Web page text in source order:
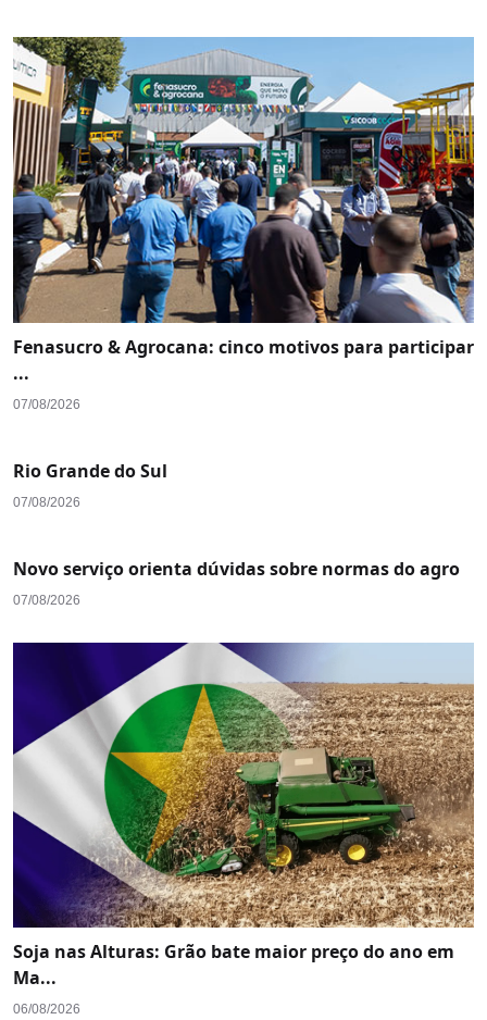
Fenasucro & Agrocana: cinco motivos para participar
...
07/08/2026
Rio Grande do Sul
07/08/2026
Novo serviço orienta dúvidas sobre normas do agro
07/08/2026
Soja nas Alturas: Grão bate maior preço do ano em
Ma...
06/08/2026